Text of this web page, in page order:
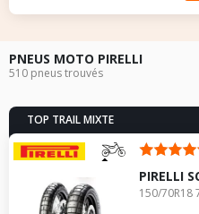
PNEUS MOTO PIRELLI
510 pneus trouvés
TOP TRAIL MIXTE
PIRELLI
150/70R18